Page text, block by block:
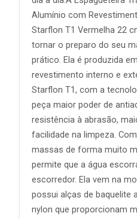
Alumínio com
Starflon T1 Vermelha 22
tornar o preparo do seu
prático. Ela é produzida
revestimento interno e
Starflon T1, com a
peça maior poder de
resistência à abrasão,
facilidade na limpeza.
massas de forma muito
permite que a água
escorredor. Ela vem na
possui alças de baquelite
nylon que proporcionam